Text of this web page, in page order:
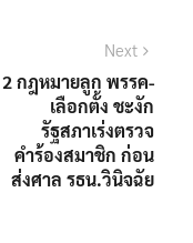
Next
post:
2 กฎหมายลูก พรรค-
เลือกตั้ง ชะงัก
รัฐสภาเร่งตรวจ
คำร้องสมาชิก ก่อน
ส่งศาล รธน.วินิจฉัย